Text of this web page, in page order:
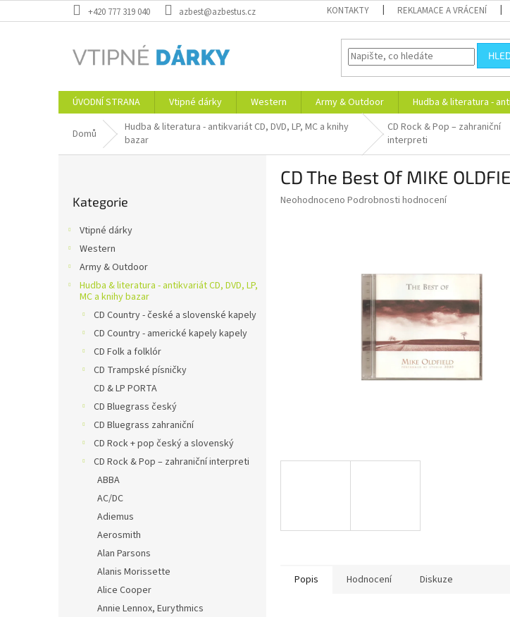
na
+420 777 319 040 azbest@azbestus.cz KONTAKTY REKLAMACE A VRÁCENÍ
ÚVODNÍ STRANA Vtipné dárky Western Army & Outdoor Hudba & literatura -
Domů
Hudba & literatura - antikvariát CD, DVD, LP, MC a knihy
bazar
CD Rock & Pop – zahraniční
interpreti
kategorie
Kategorie
Vtipné dárky
Western
Army & Outdoor
Hudba & literatura - antikvariát CD, DVD, LP,
MC a knihy bazar
CD Country - české a slovenské kapely
CD Country - americké kapely kapely
CD Folk a folklór
CD Trampské písničky
CD & LP PORTA
CD Bluegrass český
CD Bluegrass zahraniční
CD Rock + pop český a slovenský
CD Rock & Pop – zahraniční interpreti
ABBA
AC/DC
Adiemus
Aerosmith
Alan Parsons
Alanis Morissette
Alice Cooper
Annie Lennox, Eurythmics
CD The Best Of MIKE
Průměrné
Neohodnoceno Podrobnosti hodnocení
Popis Hodnocení Diskuze